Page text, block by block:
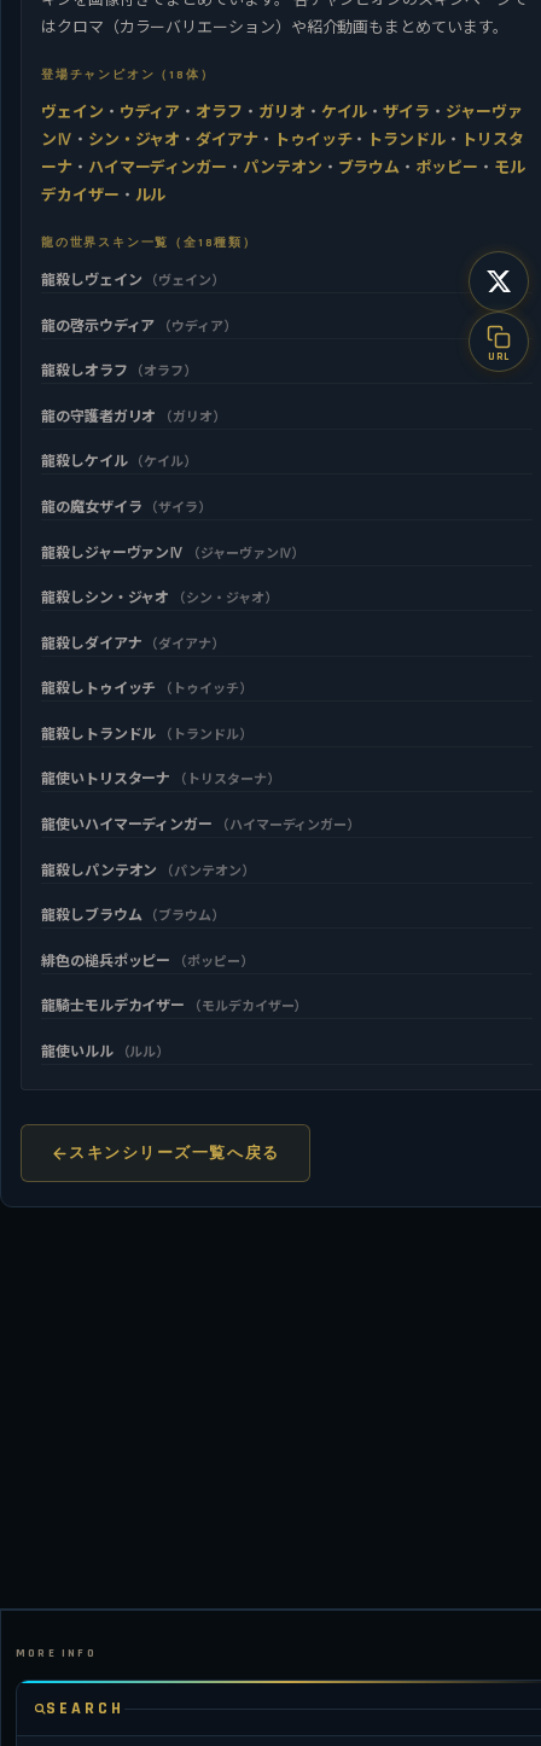
URL
はクロマ（カラーバリエーション）や紹介動画もまとめています。
登場チャンピオン（18体）
ヴェイン ・ ウディア ・ オラフ ・ ガリオ ・ ケイル ・ザイラ ・ ジャーヴァ
ンⅣ ・ シン・ジャオ ・ダイアナ・ トゥイッチ・ トランドル・ トリスタ
ーナ・ ハイマーディンガー ・ パンテオン ・ ブラウム ・ ポッピー ・ モル
デカイザー ・ ルル
龍の世界スキン一覧（全18種類）
龍殺しヴェイン （ヴェイン）
龍の啓示ウディア （ウディア）
龍殺しオラフ （オラフ）
龍の守護者ガリオ （ガリオ）
龍殺しケイル （ケイル）
龍の魔女ザイラ （ザイラ）
龍殺しジャーヴァンⅣ （ジャーヴァンⅣ）
龍殺しシン・ジャオ （シン・ジャオ）
龍殺しダイアナ （ダイアナ）
龍殺しトゥイッチ （トゥイッチ）
龍殺しトランドル （トランドル）
龍使いトリスターナ （トリスターナ）
龍使いハイマーディンガー （ハイマーディンガー）
龍殺しパンテオン （パンテオン）
龍殺しブラウム （ブラウム）
緋色の槌兵ポッピー （ポッピー）
龍騎士モルデカイザー （モルデカイザー）
龍使いルル （ルル）
スキンシリーズ一覧へ戻る
SEARCH